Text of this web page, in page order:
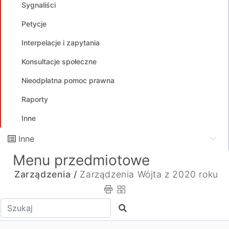
Sygnaliści
Petycje
Interpelacje i zapytania
Konsultacje społeczne
Nieodpłatna pomoc prawna
Raporty
Inne
Inne
Menu przedmiotowe
Zarządzenia / Zarządzenia Wójta z 2020 roku
Wpisz tekst do wyszukania Szukaj